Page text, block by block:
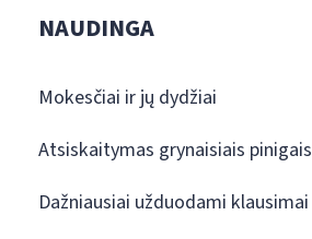
NAUDINGA
Mokesčiai ir jų dydžiai
Atsiskaitymas grynaisiais pinigais
Dažniausiai užduodami klausimai